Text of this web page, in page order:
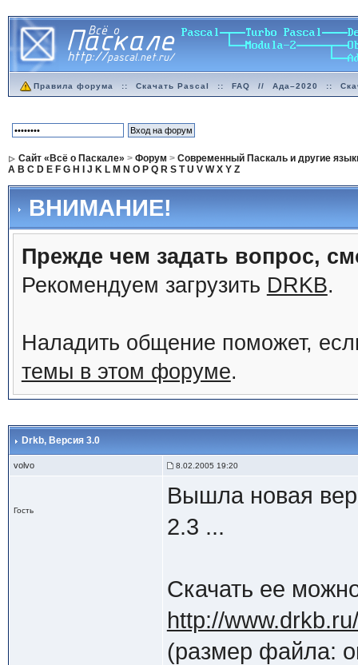
Правила форума :: Скачать Pascal :: FAQ // Ада–2020 ::
Сайт «Всё о Паскале» > Форум > Современный Паскаль и другие
A B C D E F G H J K L M N O P Q R S T U V W X Y Z
ВНИМАНИЕ!
Прежде чем задать вопрос,
Рекомендуем загрузить DRKB.
Наладить общение поможет,
темы в этом форуме.
Drkb, Версия 3.0
volvo 8.02.2005 19:20
Гость
Вышла новая
2.3 ...
Скачать ее
http://
(размер файла: